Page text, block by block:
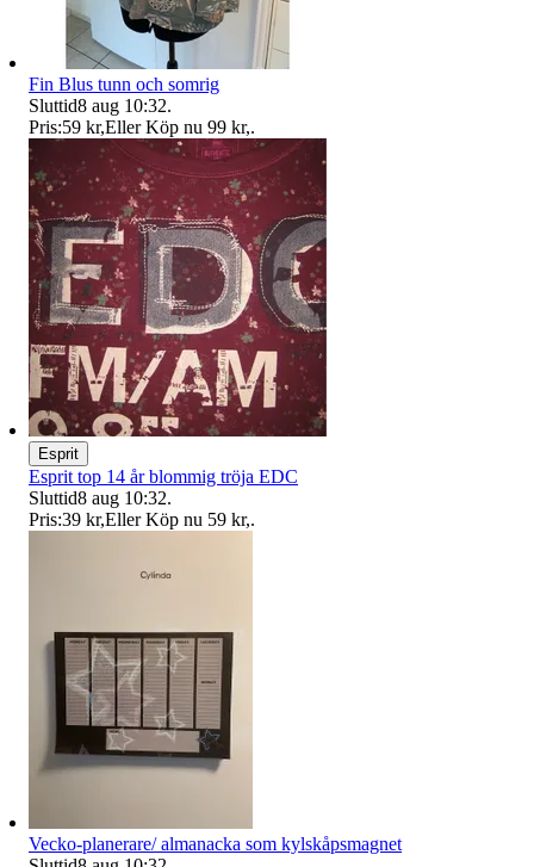
Fin Blus tunn och somrig
Sluttid8 aug 10:32.
Pris:59 kr,Eller Köp nu 99 kr,.
Esprit
Esprit top 14 år blommig tröja EDC
Sluttid8 aug 10:32.
Pris:39 kr,Eller Köp nu 59 kr,.
Vecko-planerare/ almanacka som kylskåpsmagnet